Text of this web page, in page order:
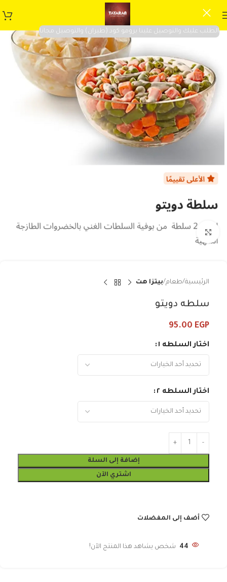
الطلب عليك والتوصيل علينا برومو كود (طيران) والتوصيل مجانا
Click to enlarge
الرئيسية طعام بيتزا هت
سلطه دويتو
95.00 EGP
اختار السلطه ١
اختار السلطه ٢
إضافة إلى السلة
اشتري الآن
أضف إلى المفضلات
44 شخص يشاهد هذا المنتج الآن!